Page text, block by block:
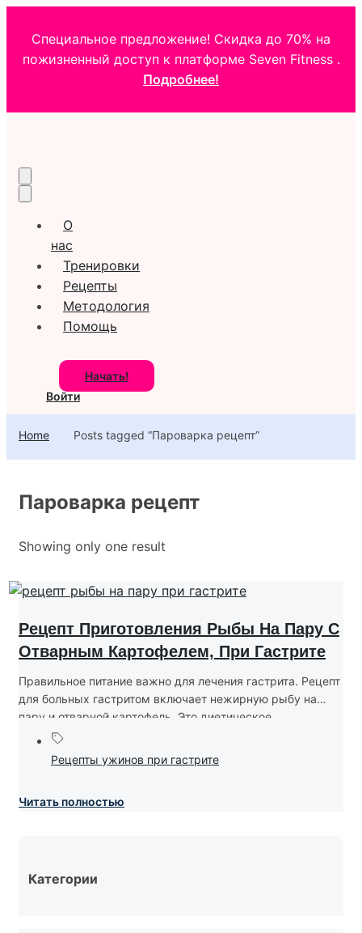
Специальное предложение! Скидка до 70% на
пожизненный доступ к платформе Seven Fitness .
Подробнее!
О
нас
Тренировки
Рецепты
Методология
Помощь
Начать!
Войти
Home Posts tagged “Пароварка рецепт”
Пароварка рецепт
Showing only one result
Рецепт Приготовления Рыбы На Пару С
Отварным Картофелем, При Гастрите
Правильное питание важно для лечения гастрита. Рецепт
для больных гастритом включает нежирную рыбу на
пару и отварной картофель. Это диетическое...
Рецепты ужинов при гастрите
Читать полностью
Категории